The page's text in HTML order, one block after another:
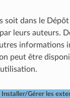
dans le Dépôt
leurs auteurs.
informations
peut être
Installer/Gérer les